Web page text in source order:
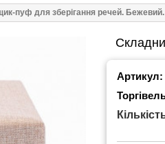
пуф для зберігання речей. Бежевий.
Артикул: